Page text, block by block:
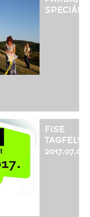
SPECIÁL
FISE
2017.07.03.